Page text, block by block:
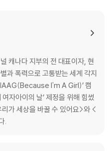
캐나다 지부의 전 대표이자, 현
과 폭력으로 고통받는 세계 각지
I'm A Girl)’ 캠
자아이의 날’ 제정을 위해 힘썼
가 세상을 바꿀 수 있어요>와 <
.